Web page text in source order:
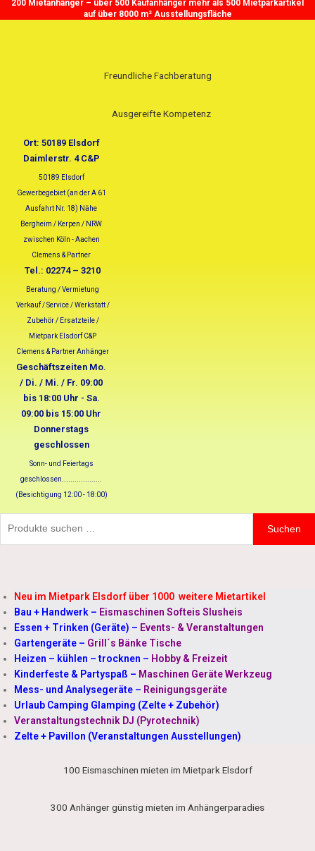
Zum
Inhalt
200 Mietanhänger – über 500 Kaufanhänger mehr als 500 Mietparkartikel
auf über 8000 m² Ausstellungsfläche
Freundliche Fachberatung
Ausgereifte Kompetenz
Ort: 50189 Elsdorf
Daimlerstr. 4 C&P
50189 Elsdorf
Gewerbegebiet (an der A 61
Ausfahrt Nr. 18) Nähe
Bergheim / Kerpen / NRW
zwischen Köln - Aachen
Clemens & Partner
Tel.: 02274 – 3210
Beratung / Vermietung
Verkauf / Service / Werkstatt /
Zubehör / Ersatzteile /
Mietpark Elsdorf C&P
Clemens & Partner Anhänger
Geschäftszeiten Mo.
/ Di. / Mi. / Fr. 09:00
bis 18:00 Uhr - Sa.
09:00 bis 15:00 Uhr
Donnerstags
geschlossen
Sonn- und Feiertags
geschlossen...................
(Besichtigung 12:00 - 18:00)
Suchen
nach:
Suchen
Neu im Mietpark Elsdorf über 1000 weitere Mietartikel
Bau + Handwerk – Eismaschinen Softeis Slusheis
Essen + Trinken (Geräte) – Events- & Veranstaltungen
Gartengeräte – Grill´s Bänke Tische
Heizen – kühlen – trocknen – Hobby & Freizeit
Kinderfeste & Partyspaß – Maschinen Geräte Werkzeug
Mess- und Analysegeräte – Reinigungsgeräte
Urlaub Camping Glamping (Zelte + Zubehör)
Veranstaltungstechnik DJ (Pyrotechnik)
Zelte + Pavillon (Veranstaltungen Ausstellungen)
100 Eismaschinen mieten im Mietpark Elsdorf
300 Anhänger günstig mieten im Anhängerparadies